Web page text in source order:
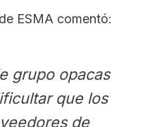
ESMA comentó:
grupo opacas
que los
de